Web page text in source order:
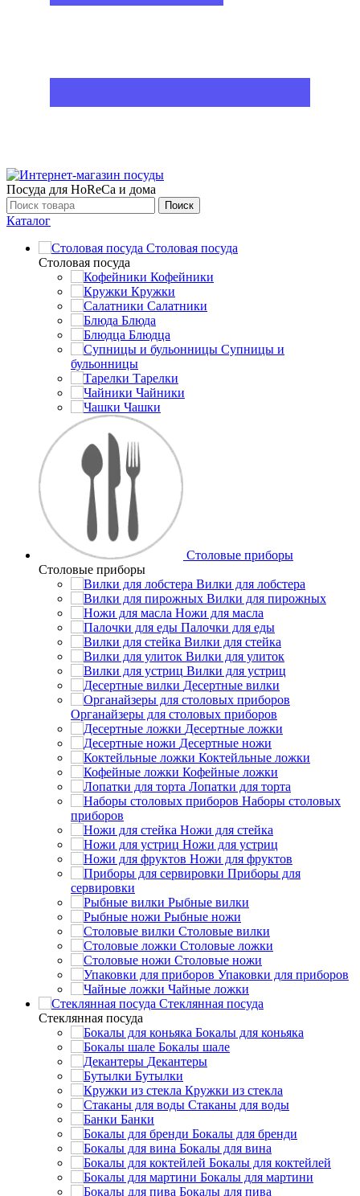
Посуда для HoReCa и дома
Поиск
Каталог
Столовая посуда
Столовая посуда
Кофейники
Кружки
Салатники
Блюда
Блюдца
Супницы и
бульонницы
Тарелки
Чайники
Чашки
Cтоловые приборы
Cтоловые приборы
Вилки для лобстера
Вилки для пирожных
Ножи для масла
Палочки для еды
Вилки для стейка
Вилки для улиток
Вилки для устриц
Десертные вилки
Органайзеры для столовых приборов
Десертные ложки
Десертные ножи
Коктейльные ложки
Кофейные ложки
Лопатки для торта
Наборы столовых
приборов
Ножи для стейка
Ножи для устриц
Ножи для фруктов
Приборы для
сервировки
Рыбные вилки
Рыбные ножи
Столовые вилки
Столовые ложки
Столовые ножи
Упаковки для приборов
Чайные ложки
Стеклянная посуда
Стеклянная посуда
Бокалы для коньяка
Бокалы шале
Декантеры
Бутылки
Кружки из стекла
Стаканы для воды
Банки
Бокалы для бренди
Бокалы для вина
Бокалы для коктейлей
Бокалы для мартини
Бокалы для пива